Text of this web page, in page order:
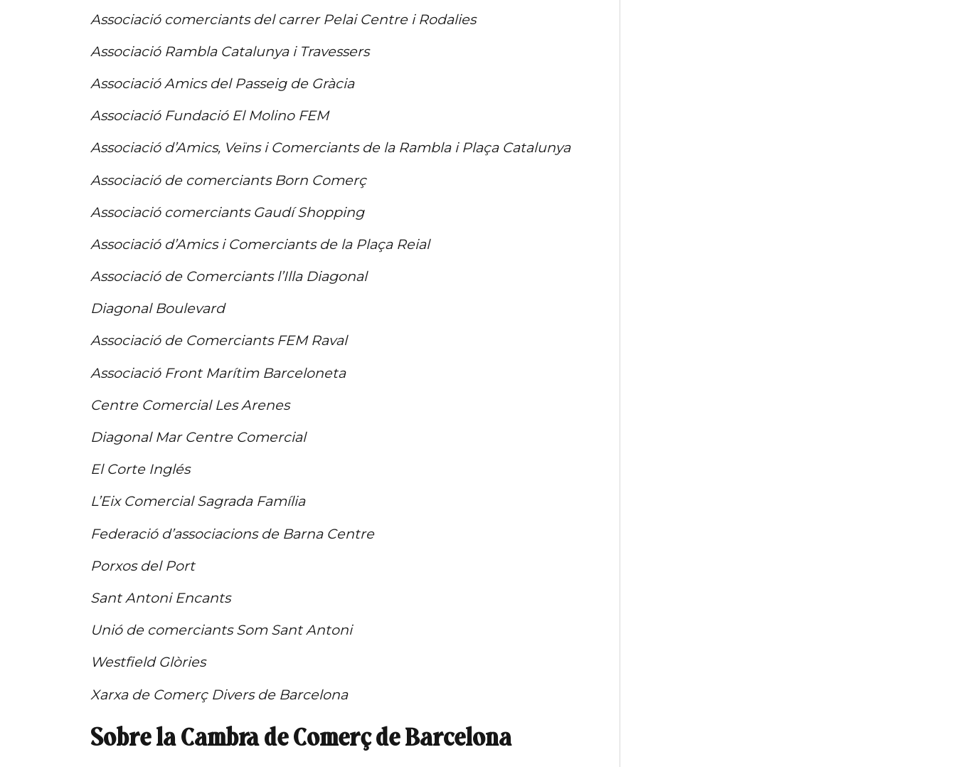
Associació comerciants del carrer Pelai Centre i Rodalies
Associació Rambla Catalunya i Travessers
Associació Amics del Passeig de Gràcia
Associació Fundació El Molino FEM
Associació d’Amics, Veïns i Comerciants de la Rambla i Plaça Catalunya
Associació de comerciants Born Comerç
Associació comerciants Gaudí Shopping
Associació d’Amics i Comerciants de la Plaça Reial
Associació de Comerciants l’Illa Diagonal
Diagonal Boulevard
Associació de Comerciants FEM Raval
Associació Front Marítim Barceloneta
Centre Comercial Les Arenes
Diagonal Mar Centre Comercial
El Corte Inglés
L’Eix Comercial Sagrada Família
Federació d’associacions de Barna Centre
Porxos del Port
Sant Antoni Encants
Unió de comerciants Som Sant Antoni
Westfield Glòries
Xarxa de Comerç Divers de Barcelona
Sobre la Cambra de Comerç de Barcelona